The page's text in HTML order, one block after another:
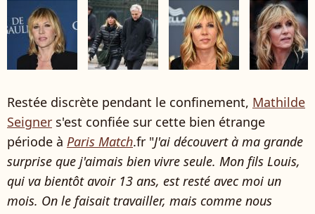
Restée discrète pendant le confinement, Mathilde
Seigner s'est confiée sur cette bien étrange
période à Paris Match.fr "J'ai découvert à ma grande
surprise que j'aimais bien vivre seule. Mon fils Louis,
qui va bientôt avoir 13 ans, est resté avec moi un
mois. On le faisait travailler, mais comme nous